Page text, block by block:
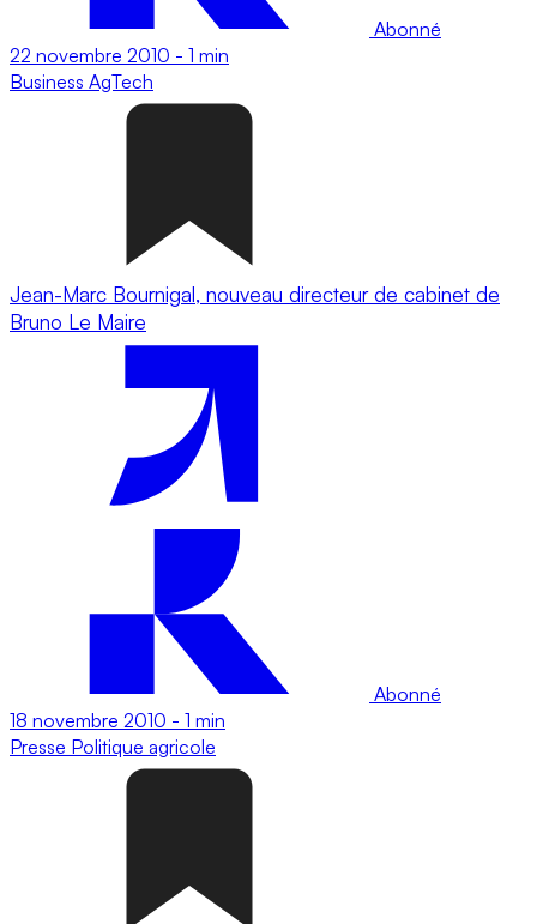
Abonné
22 novembre 2010 - 1 min
Business AgTech
Jean-Marc Bournigal, nouveau directeur de cabinet de
Bruno Le Maire
Abonné
18 novembre 2010 - 1 min
Presse Politique agricole